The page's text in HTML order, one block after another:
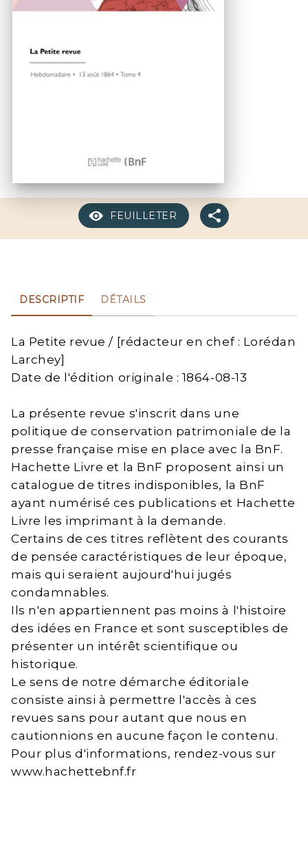
FEUILLETER
DESCRIPTIF DÉTAILS
La Petite revue / [rédacteur en chef : Lorédan
Larchey]
Date de l'édition originale : 1864-08-13
La présente revue s'inscrit dans une
politique de conservation patrimoniale de la
presse française mise en place avec la BnF.
Hachette Livre et la BnF proposent ainsi un
catalogue de titres indisponibles, la BnF
ayant numérisé ces publications et Hachette
Livre les imprimant à la demande.
Certains de ces titres reflètent des courants
de pensée caractéristiques de leur époque,
mais qui seraient aujourd'hui jugés
condamnables.
Ils n'en appartiennent pas moins à l'histoire
des idées en France et sont susceptibles de
présenter un intérêt scientifique ou
historique.
Le sens de notre démarche éditoriale
consiste ainsi à permettre l'accès à ces
revues sans pour autant que nous en
cautionnions en aucune façon le contenu.
Pour plus d'informations, rendez-vous sur
www.hachettebnf.fr